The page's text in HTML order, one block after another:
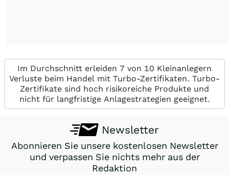
Im Durchschnitt erleiden 7 von 10 Kleinanlegern
Verluste beim Handel mit Turbo-Zertifikaten. Turbo-
Zertifikate sind hoch risikoreiche Produkte und
nicht für langfristige Anlagestrategien geeignet.
Newsletter
Abonnieren Sie unsere kostenlosen Newsletter
und verpassen Sie nichts mehr aus der
Redaktion